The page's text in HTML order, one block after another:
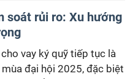
soát rủi ro: Xu hướng
vay ký quỹ tiếp tục là
đại hội 2025, đặc biệt